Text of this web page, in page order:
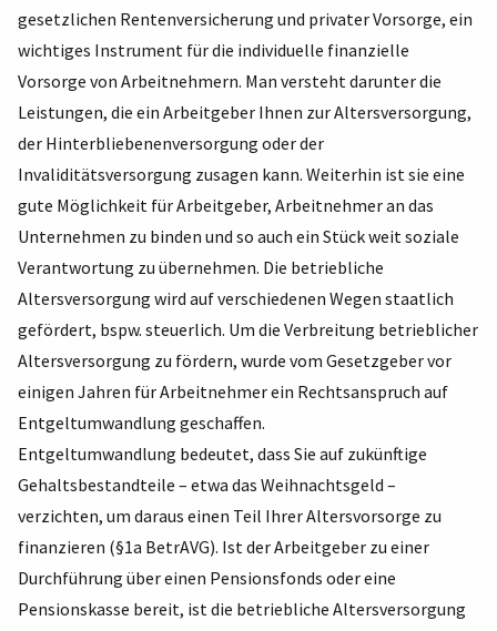
gesetzlichen Rentenversicherung und privater Vorsorge, ein
wichtiges Instrument für die individuelle finanzielle
Vorsorge von Arbeitnehmern. Man versteht darunter die
Leistungen, die ein Arbeitgeber Ihnen zur Altersversorgung,
der Hinterbliebenenversorgung oder der
Invaliditätsversorgung zusagen kann. Weiterhin ist sie eine
gute Möglichkeit für Arbeitgeber, Arbeitnehmer an das
Unternehmen zu binden und so auch ein Stück weit soziale
Verantwortung zu übernehmen. Die betriebliche
Altersversorgung wird auf verschiedenen Wegen staatlich
gefördert, bspw. steuerlich. Um die Verbreitung betrieblicher
Altersversorgung zu fördern, wurde vom Gesetzgeber vor
einigen Jahren für Arbeitnehmer ein Rechtsanspruch auf
Entgeltumwandlung geschaffen.
Entgeltumwandlung bedeutet, dass Sie auf zukünftige
Gehaltsbestandteile – etwa das Weihnachtsgeld –
verzichten, um daraus einen Teil Ihrer Altersvorsorge zu
finanzieren (§1a BetrAVG). Ist der Arbeitgeber zu einer
Durchführung über einen Pensionsfonds oder eine
Pensionskasse bereit, ist die betriebliche Altersversorgung